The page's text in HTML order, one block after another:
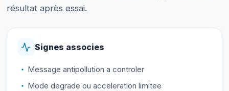
résultat après essai.
Signes associes
Message antipollution a controler
Mode degrade ou acceleration limitee